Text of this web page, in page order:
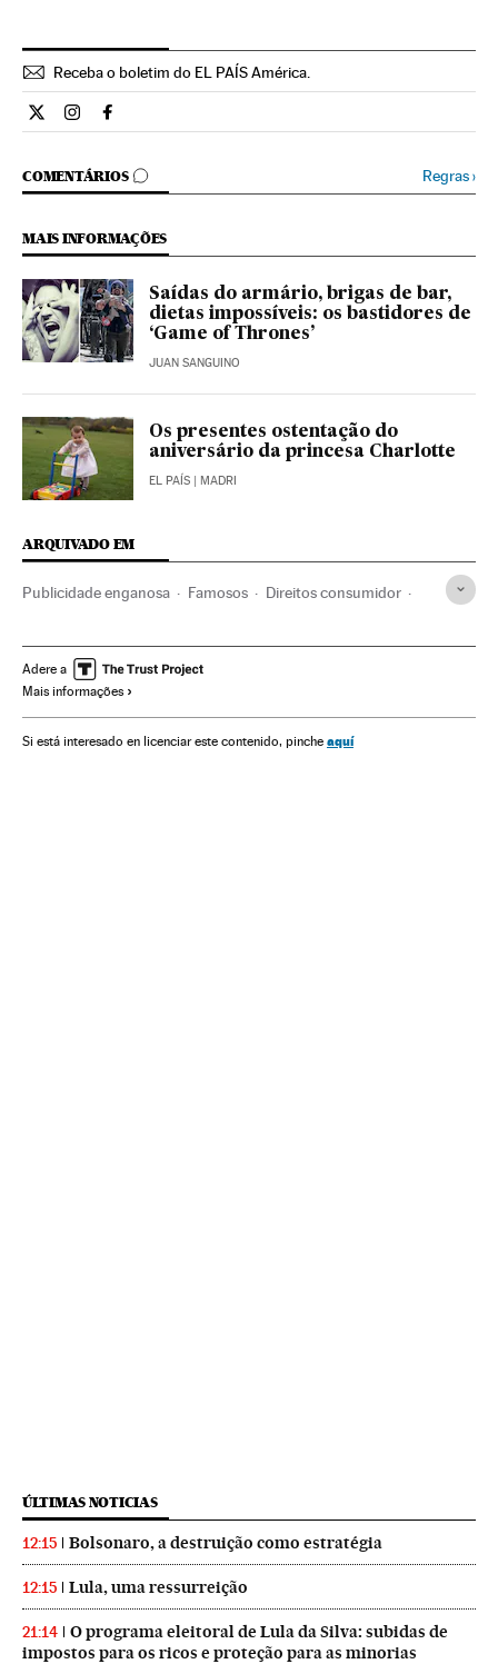
Receba o boletim do EL PAÍS América.
Economia El País Brasil en Twitter
Economia El País Brasil en Instagram
Economia El País Brasil en Facebook
COMENTÁRIOS
COMENTÁRIOS Regras›
MAIS INFORMAÇÕES
Saídas do armário, brigas de bar,
dietas impossíveis: os bastidores de
‘Game of Thrones’
JUAN SANGUINO
Os presentes ostentação do
aniversário da princesa Charlotte
EL PAÍS | MADRI
ARQUIVADO EM
Publicidade enganosa Famosos Direitos consumidor
Internet Gente Meios comunicação
Telecomunicações
Sociedade
Adere a
Mais informações
Si está interesado en licenciar este contenido, pinche aquí
ÚLTIMAS NOTICIAS
12:15 Bolsonaro, a destruição como estratégia
12:15 Lula, uma ressurreição
21:14
O programa eleitoral de Lula da Silva: subidas de
impostos para os ricos e proteção para as minorias